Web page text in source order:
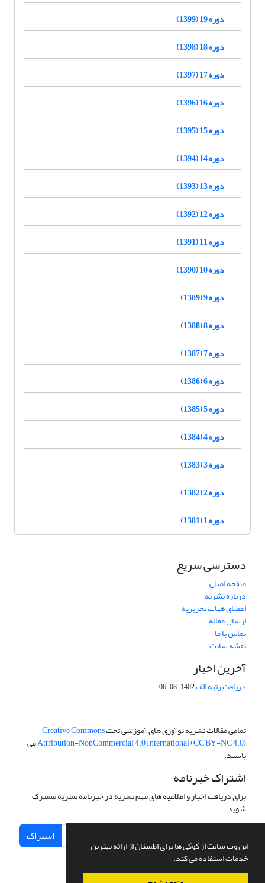
این وب سایت از کوکی ها برای اطمینان از ارائه بهترین
خدمات استفاده می کند.
دوره 19 (1399)
دوره 18 (1398)
دوره 17 (1397)
دوره 16 (1396)
دوره 15 (1395)
دوره 14 (1394)
دوره 13 (1393)
دوره 12 (1392)
دوره 11 (1391)
دوره 10 (1390)
دوره 9 (1389)
دوره 8 (1388)
دوره 7 (1387)
دوره 6 (1386)
دوره 5 (1385)
دوره 4 (1384)
دوره 3 (1383)
دوره 2 (1382)
دوره 1 (1381)
دسترسی سریع
صفحه اصلی
درباره نشریه
اعضای هیات تحریریه
ارسال مقاله
تماس با ما
نقشه سایت
آخرین اخبار
دریافت رتبه الف1402-08-06
تمامی مقالات نشریه نوآوری های آموزشی تحتCreative Commons
Attribution-NonCommercial 4.0 International (CC BY-NC 4.0)می
باشند.
اشتراک خبرنامه
برای دریافت اخبار و اطلاعیه های مهم نشریه در خبرنامه نشریه مشترک
شوید.
اشتراک